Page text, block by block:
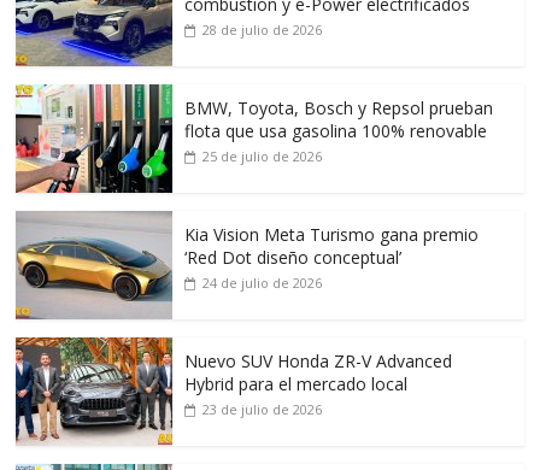
28 de julio de 2026
BMW, Toyota, Bosch y Repsol prueban
flota que usa gasolina 100% renovable
25 de julio de 2026
Kia Vision Meta Turismo gana premio
‘Red Dot diseño conceptual’
24 de julio de 2026
Nuevo SUV Honda ZR-V Advanced
Hybrid para el mercado local
23 de julio de 2026